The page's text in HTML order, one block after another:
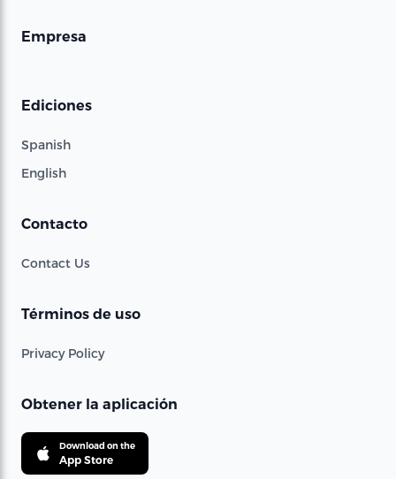
Empresa
Ediciones
Spanish
English
Contacto
Contact Us
Términos de uso
Privacy Policy
Obtener la aplicación
Download on the
App Store